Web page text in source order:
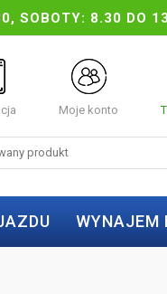
SOBOTY: 8.30 DO
Moje konto
WYNAJEM